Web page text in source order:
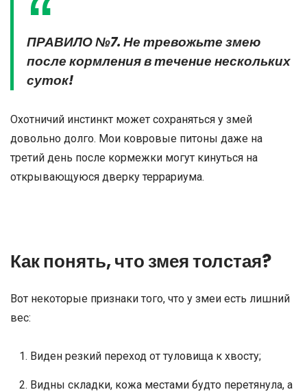
ПРАВИЛО №7. Не тревожьте змею
после кормления в течение нескольких
суток!
Охотничий инстинкт может сохраняться у змей
довольно долго. Мои ковровые питоны даже на
третий день после кормежки могут кинуться на
открывающуюся дверку террариума.
Как понять, что змея толстая?
Вот некоторые признаки того, что у змеи есть лишний
вес:
Виден резкий переход от туловища к хвосту;
Видны складки, кожа местами будто перетянула, а